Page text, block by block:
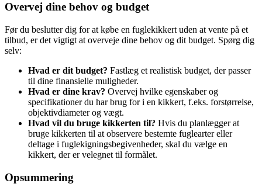
Overvej dine behov og budget
Før du beslutter dig for at købe en fuglekikkert uden at vente på et
tilbud, er det vigtigt at overveje dine behov og dit budget. Spørg dig
selv:
Hvad er dit budget? Fastlæg et realistisk budget, der passer
til dine finansielle muligheder.
Hvad er dine krav? Overvej hvilke egenskaber og
specifikationer du har brug for i en kikkert, f.eks. forstørrelse,
objektivdiameter og vægt.
Hvad vil du bruge kikkerten til? Hvis du planlægger at
bruge kikkerten til at observere bestemte fuglearter eller
deltage i fuglekigningsbegivenheder, skal du vælge en
kikkert, der er velegnet til formålet.
Opsummering